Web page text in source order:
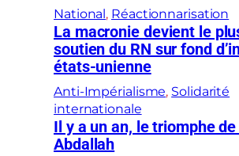
National, Réactionnarisation
La macronie devient le
soutien du RN sur fond
états-unienne
Anti-Impérialisme, Solidarité
internationale
Il y a un an, le triomphe
Abdallah